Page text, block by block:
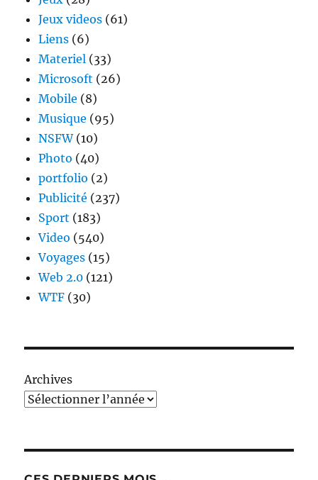
Jeux videos (61)
Liens (6)
Materiel (33)
Microsoft (26)
Mobile (8)
Musique (95)
NSFW(10)
Photo (40)
portfolio (2)
Publicité (237)
Sport (183)
Video (540)
Voyages (15)
Web 2.0 (121)
WTF (30)
Archives